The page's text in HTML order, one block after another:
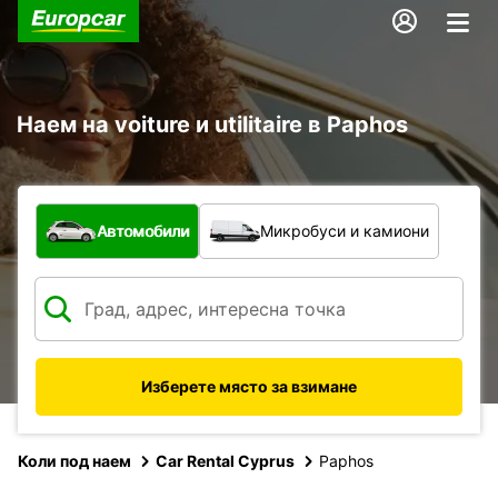
Наем на voiture и utilitaire в Paphos
С какво превозно средство?
Автомобили Микробуси и камиони
Изберете място за взимане
Коли под наем Car Rental Cyprus Paphos